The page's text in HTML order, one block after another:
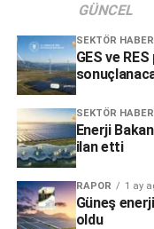
GÜNCEL
SEKTÖR
GES ve
SEKTÖR
Enerji
ilan etti
RAPOR 1 ay
Güneş
oldu